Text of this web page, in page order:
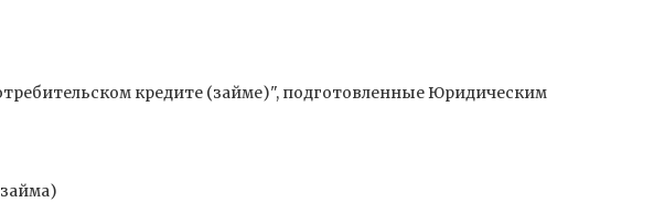
кредите (займе)", подготовленные Юридическим